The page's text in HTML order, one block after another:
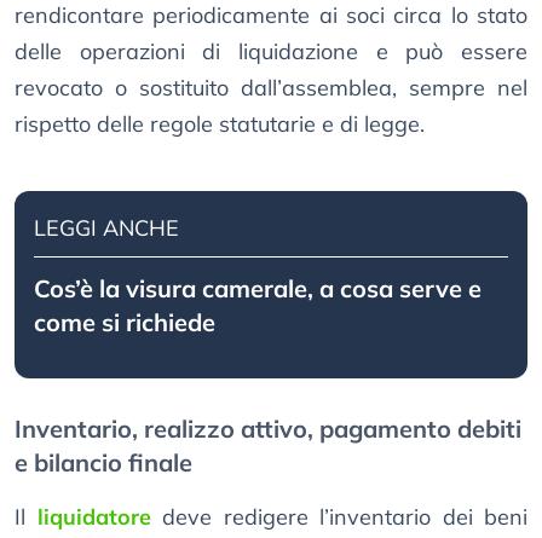
rendicontare periodicamente ai soci circa lo stato
delle operazioni di liquidazione e può essere
revocato o sostituito dall’assemblea, sempre nel
rispetto delle regole statutarie e di legge.
LEGGI ANCHE
Cos’è la visura camerale, a cosa serve e
come si richiede
Inventario, realizzo attivo, pagamento debiti
e bilancio finale
Il liquidatoredeve redigere l’inventario dei beni